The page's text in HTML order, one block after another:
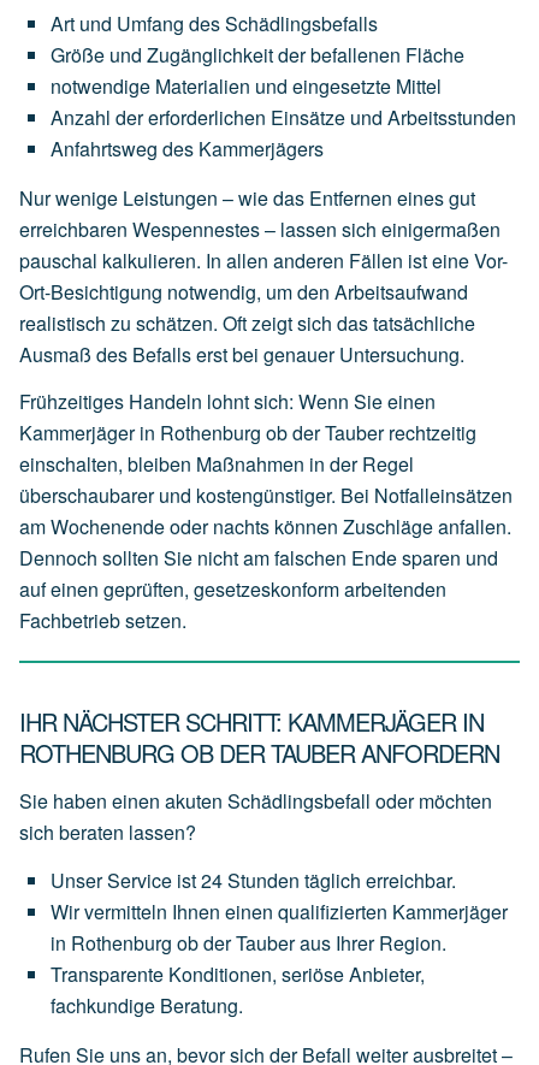
Art und Umfang desSchädlingsbefalls
Größe und Zugänglichkeitderbefallenen Fläche
notwendige Materialien und eingesetzte Mittel
Anzahl dererforderlichen Einsätze und Arbeitsstunden
Anfahrtsweg des Kammerjägers
Nur wenige Leistungen – wie das Entfernen eines gut
erreichbaren Wespennestes – lassen sich einigermaßen
pauschal kalkulieren. In allen anderen Fällen ist eine Vor-
Ort-Besichtigung notwendig, um den Arbeitsaufwand
realistisch zu schätzen. Oft zeigt sich das tatsächliche
Ausmaß des Befalls erst bei genauer Untersuchung.
Frühzeitiges Handeln lohnt sich: Wenn Sie einen
Kammerjäger in Rothenburg ob der Tauber rechtzeitig
einschalten, bleiben Maßnahmen in der Regel
überschaubarer und kostengünstiger. Bei Notfalleinsätzen
am Wochenende oder nachts können Zuschläge anfallen.
Dennoch sollten Sie nicht am falschen Ende sparen und
auf einen geprüften, gesetzeskonform arbeitenden
Fachbetrieb setzen.
IHR NÄCHSTER SCHRITT: KAMMERJÄGER IN
ROTHENBURG OB DER TAUBER ANFORDERN
Sie haben einen akuten Schädlingsbefall oder möchten
sich beraten lassen?
UnserService ist24 Stunden täglich erreichbar.
Wirvermitteln Ihnen einen qualifizierten Kammerjäger
in Rothenburg ob der Tauberaus Ihrer Region.
Transparente Konditionen, seriöseAnbieter,
fachkundige Beratung.
Rufen Sie uns an, bevor sich der Befall weiter ausbreitet –